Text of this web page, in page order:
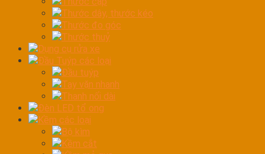
Thước dây, thước kéo
Thước đo góc
Thước thuỷ
Dụng cụ rửa xe
Đầu Tuýp các loại
Đầu tuýp
Tay vặn nhanh
Thanh nối dài
Đèn LED tổ ong
Kềm các loại
Bộ kìm
Kềm cắt